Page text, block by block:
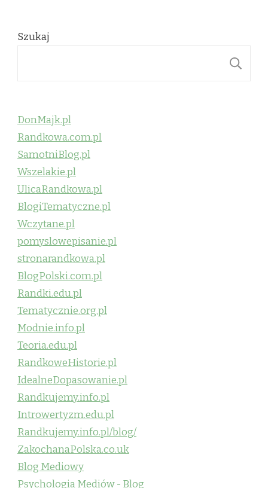
Szukaj
DonMajk.pl
Randkowa.com.pl
SamotniBlog.pl
Wszelakie.pl
UlicaRandkowa.pl
BlogiTematyczne.pl
Wczytane.pl
pomyslowepisanie.pl
stronarandkowa.pl
BlogPolski.com.pl
Randki.edu.pl
Tematycznie.org.pl
Modnie.info.pl
Teoria.edu.pl
RandkoweHistorie.pl
IdealneDopasowanie.pl
Randkujemy.info.pl
Introwertyzm.edu.pl
Randkujemy.info.pl/blog/
ZakochanaPolska.co.uk
Blog Mediowy
Psychologia Mediów - Blog